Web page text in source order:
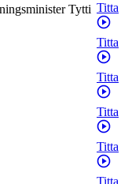
Tytti Titta
Titta
Titta
Titta
Titta